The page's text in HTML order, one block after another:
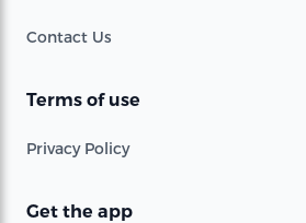
Contact Us
Terms of use
Privacy Policy
Get the app